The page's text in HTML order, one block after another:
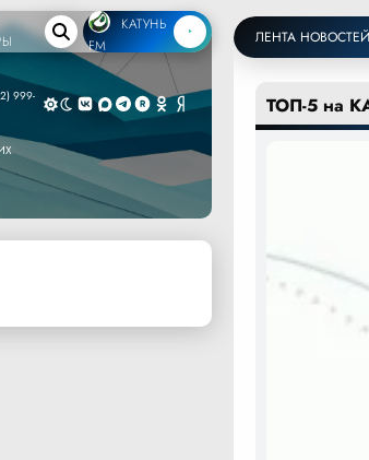
КАТУНЬ
FM
999-
ЛЕНТА НОВОСТЕЙ
ТОП-5 на